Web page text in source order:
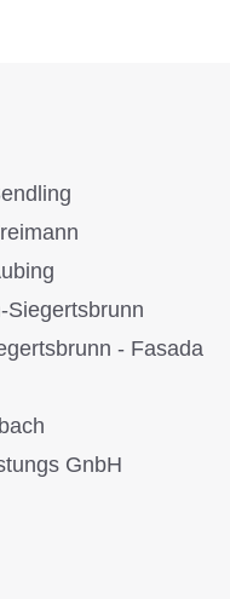
Siegertsbrunn
- Fasada
GnbH